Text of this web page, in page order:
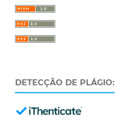
DETECÇÃO DE PLÁGIO: